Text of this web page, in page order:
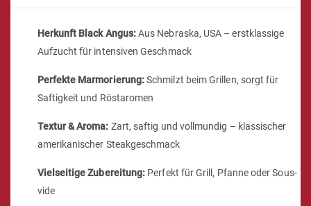
Herkunft Black Angus:Aus Nebraska, USA – erstklassige
Aufzucht für intensiven Geschmack
Perfekte Marmorierung:Schmilzt beim Grillen, sorgt für
Saftigkeit und Röstaromen
Textur & Aroma: Zart, saftig und vollmundig – klassischer
amerikanischer Steakgeschmack
Vielseitige Zubereitung: Perfekt für Grill, Pfanne oder Sous-
vide